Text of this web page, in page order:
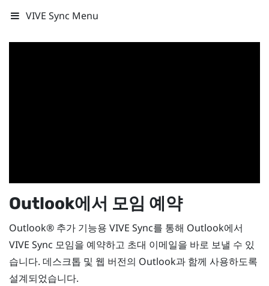
VIVE Sync Menu
Outlook에서 모임 예약
Outlook® 추가 기능용 VIVE Sync를 통해 Outlook에서
VIVE Sync 모임을 예약하고 초대 이메일을 바로 보낼 수 있
습니다. 데스크톱 및 웹 버전의 Outlook과 함께 사용하도록
설계되었습니다.